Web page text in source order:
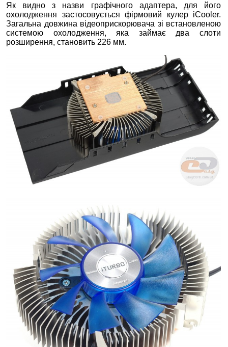
Як видно з назви графічного адаптера, для його
охолодження застосовується фірмовий кулер iCooler.
Загальна довжина відеоприскорювача зі встановленою
системою охолодження, яка займає два слоти
розширення, становить 226 мм.